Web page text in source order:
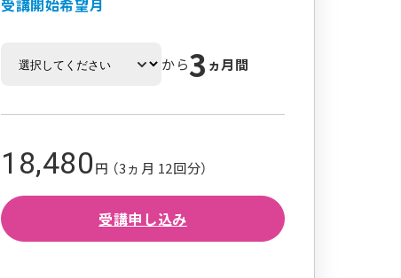
から3 ヵ月間
18,480円 （3ヵ月 12回分）
受講申し込み